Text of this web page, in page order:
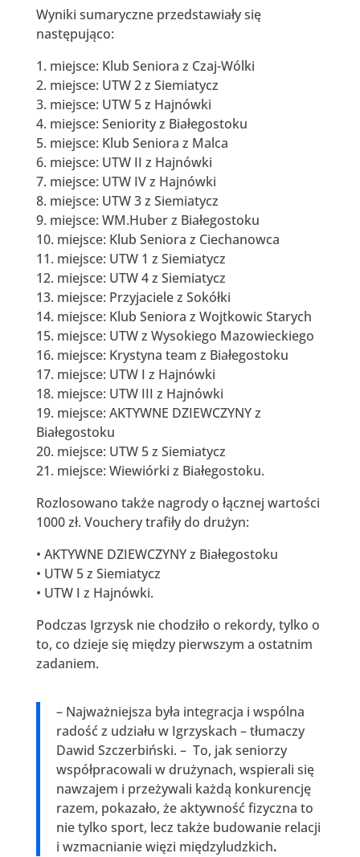
Wyniki sumaryczne przedstawiały się
następująco:
1. miejsce: Klub Seniora z Czaj-Wólki
2. miejsce: UTW 2 z Siemiatycz
3. miejsce: UTW 5 z Hajnówki
4. miejsce: Seniority z Białegostoku
5. miejsce: Klub Seniora z Malca
6. miejsce: UTW II z Hajnówki
7. miejsce: UTW IV z Hajnówki
8. miejsce: UTW 3 z Siemiatycz
9. miejsce: WM.Huber z Białegostoku
10. miejsce: Klub Seniora z Ciechanowca
11. miejsce: UTW 1 z Siemiatycz
12. miejsce: UTW 4 z Siemiatycz
13. miejsce: Przyjaciele z Sokółki
14. miejsce: Klub Seniora z Wojtkowic Starych
15. miejsce: UTW z Wysokiego Mazowieckiego
16. miejsce: Krystyna team z Białegostoku
17. miejsce: UTW I z Hajnówki
18. miejsce: UTW III z Hajnówki
19. miejsce: AKTYWNE DZIEWCZYNY z
Białegostoku
20. miejsce: UTW 5 z Siemiatycz
21. miejsce: Wiewiórki z Białegostoku.
Rozlosowano także nagrody o łącznej wartości
1000 zł. Vouchery trafiły do drużyn:
• AKTYWNE DZIEWCZYNY z Białegostoku
• UTW 5 z Siemiatycz
• UTW I z Hajnówki.
Podczas Igrzysk nie chodziło o rekordy, tylko o
to, co dzieje się między pierwszym a ostatnim
zadaniem.
– Najważniejsza była integracja i wspólna
radość z udziału w Igrzyskach – tłumaczy
Dawid Szczerbiński. – To, jak seniorzy
współpracowali w drużynach, wspierali się
nawzajem i przeżywali każdą konkurencję
razem, pokazało, że aktywność fizyczna to
nie tylko sport, lecz także budowanie relacji
i wzmacnianie więzi międzyludzkich.